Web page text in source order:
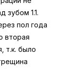
зубом 1.1.
пол года
вторая
т.к. было